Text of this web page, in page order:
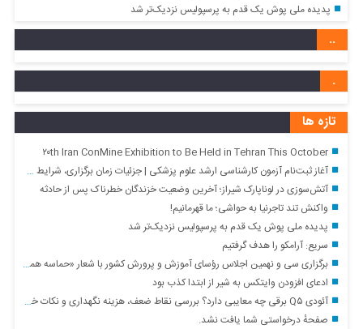
پدیده ملی پوش یک قدم به پرسپولیس نزدیک‌تر شد
..
.
تازه ها
۲۰th Iran ConMine Exhibition to Be Held in Tehran This October
آغاز ثبت‌نام آزمون کارشناسی ارشد علوم پزشکی | جزئیات زمان برگزاری، شرایط و هزینه ثبت‌نام
آتش‌سوزی در لوناپارک شیراز؛ آخرین وضعیت خزندگان خطرناک پس از حادثه
واکنش تند تاجرنیا به حواشی؛ ما قهرمانیم!
پدیده ملی پوش یک قدم به پرسپولیس نزدیک‌تر شد
سریع: آرامکو را هدف گرفتیم
برگزاری سی و نهمین اجلاس رؤسای آموزش و پرورش کشور با شعار «حماسه همدلی برای ایران»
ادعای افزودن وایتکس به شیر از ابتدا کذب بود
آئودی Q۵ برقی چه معایبی دارد؟ بررسی نقاط ضعف، هزینه نگهداری و نکات خرید
صفحهٔ درخواستی شما یافت نشد.